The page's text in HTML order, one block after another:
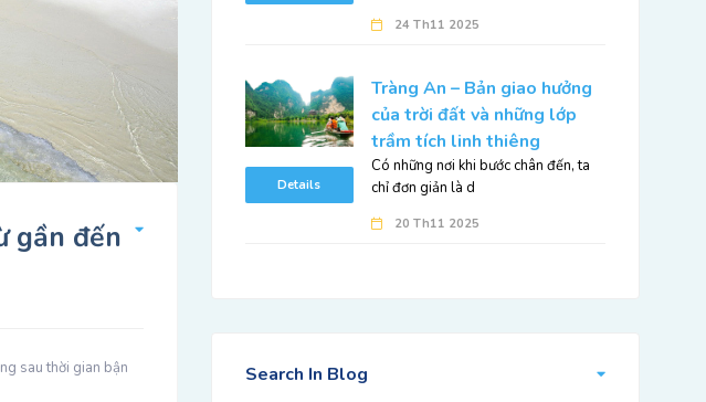
gần đến
sau thời gian bận
24 Th11 2025
Details
Tràng An – Bản giao hưởng
của trời đất và những lớp
trầm tích linh thiêng
Có những nơi khi bước chân đến, ta
chỉ đơn giản là d
20 Th11 2025
Search In Blog